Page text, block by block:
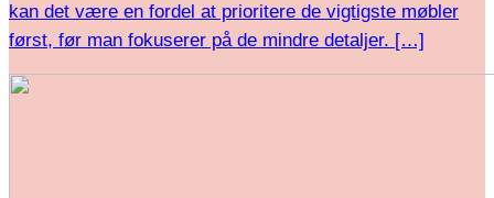
kan det være en fordel at prioritere de vigtigste møbler
først, før man fokuserer på de mindre detaljer. […]